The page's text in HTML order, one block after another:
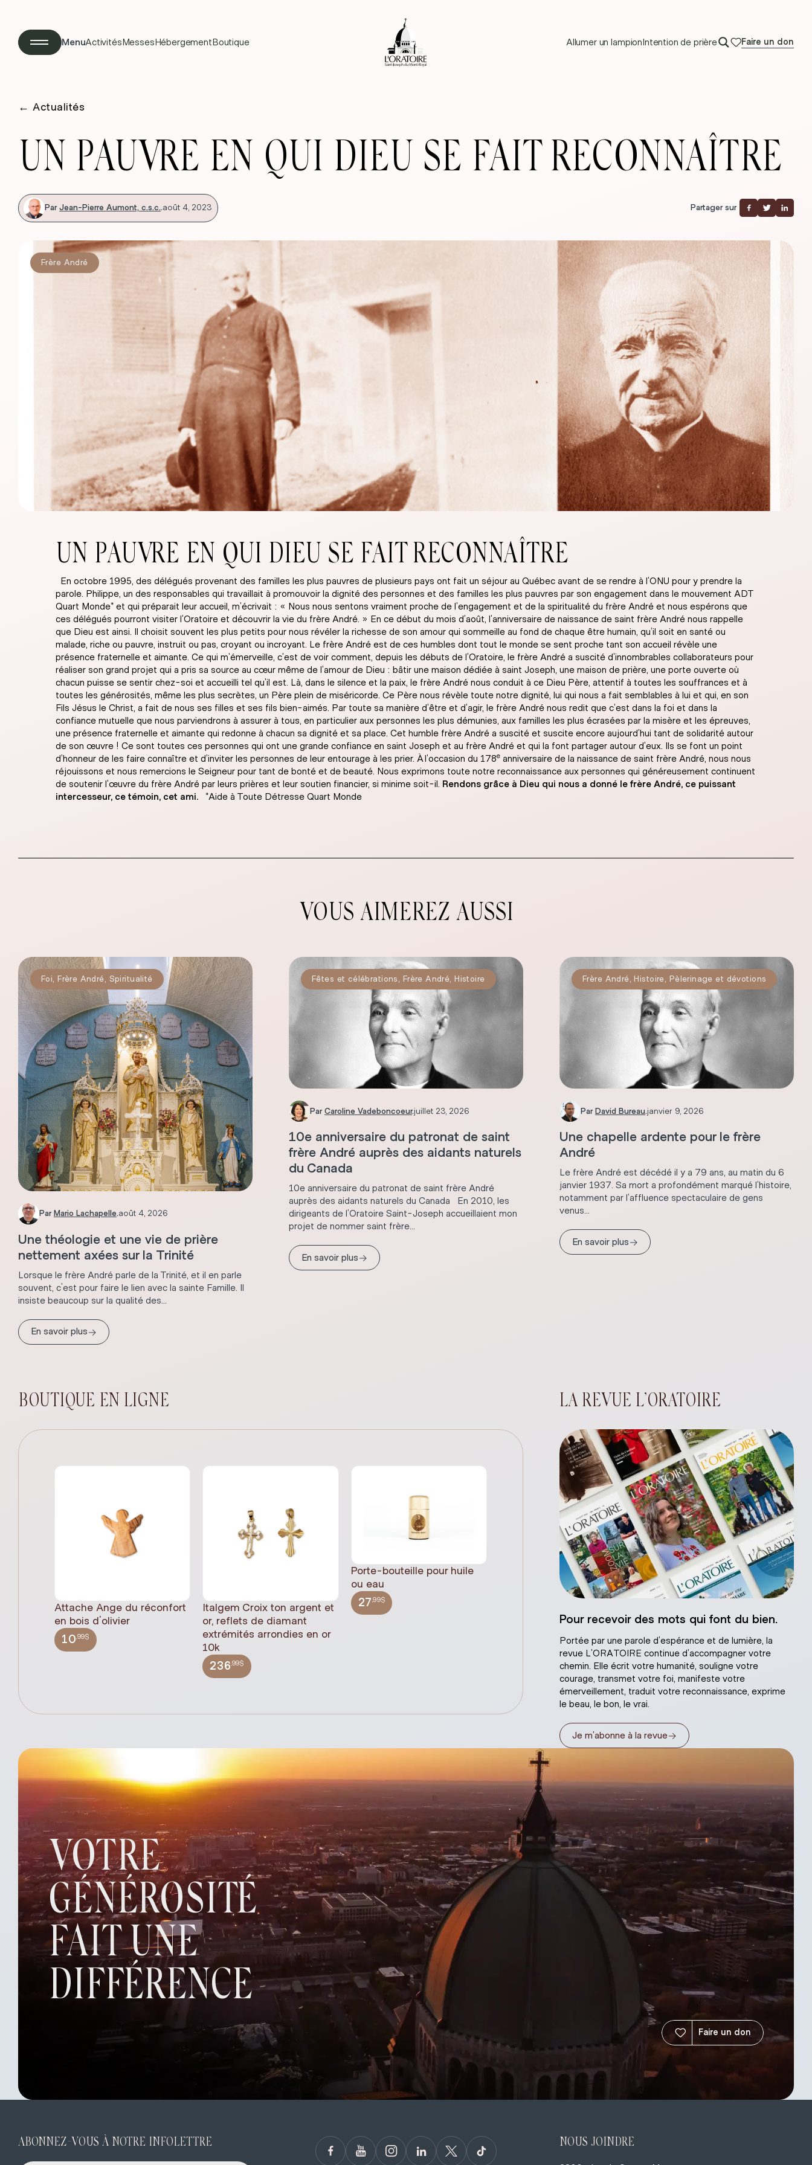
MenuActivités Messes Hébergement Boutique Allumer un lampion Intention de prière Faire un don
← Actualités
UN PAUVRE EN QUI DIEU SE FAIT RECONNAÎTRE
Par Jean-Pierre Aumont, c.s.c..août 4, 2023 Partager sur
Frère André
UN PAUVRE EN QUI DIEU SE FAIT RECONNAÎTRE
En octobre 1995, des délégués provenant des familles les plus pauvres de plusieurs pays ont fait un séjour au Québec avant de se rendre à l’ONU pour y prendre la
parole. Philippe, un des responsables qui travaillait à promouvoir la dignité des personnes et des familles les plus pauvres par son engagement dans le mouvement ADT
Quart Monde* et qui préparait leur accueil, m’écrivait : « Nous nous sentons vraiment proche de l’engagement et de la spiritualité du frère André et nous espérons que
ces délégués pourront visiter l’Oratoire et découvrir la vie du frère André. » En ce début du mois d’août, l’anniversaire de naissance de saint frère André nous rappelle
que Dieu est ainsi. Il choisit souvent les plus petits pour nous révéler la richesse de son amour qui sommeille au fond de chaque être humain, qu’il soit en santé ou
malade, riche ou pauvre, instruit ou pas, croyant ou incroyant. Le frère André est de ces humbles dont tout le monde se sent proche tant son accueil révèle une
présence fraternelle et aimante. Ce qui m’émerveille, c’est de voir comment, depuis les débuts de l’Oratoire, le frère André a suscité d’innombrables collaborateurs pour
réaliser son grand projet qui a pris sa source au cœur même de l’amour de Dieu : bâtir une maison dédiée à saint Joseph, une maison de prière, une porte ouverte où
chacun puisse se sentir chez-soi et accueilli tel qu’il est. Là, dans le silence et la paix, le frère André nous conduit à ce Dieu Père, attentif à toutes les souffrances et à
toutes les générosités, même les plus secrètes, un Père plein de miséricorde. Ce Père nous révèle toute notre dignité, lui qui nous a fait semblables à lui et qui, en son
Fils Jésus le Christ, a fait de nous ses filles et ses fils bien-aimés. Par toute sa manière d’être et d’agir, le frère André nous redit que c’est dans la foi et dans la
confiance mutuelle que nous parviendrons à assurer à tous, en particulier aux personnes les plus démunies, aux familles les plus écrasées par la misère et les épreuves,
une présence fraternelle et aimante qui redonne à chacun sa dignité et sa place. Cet humble frère André a suscité et suscite encore aujourd’hui tant de solidarité autour
de son œuvre ! Ce sont toutes ces personnes qui ont une grande confiance en saint Joseph et au frère André et qui la font partager autour d’eux. Ils se font un point
d’honneur de les faire connaître et d’inviter les personnes de leur entourage à les prier. À l’occasion du 178e anniversaire de la naissance de saint frère André, nous nous
réjouissons et nous remercions le Seigneur pour tant de bonté et de beauté. Nous exprimons toute notre reconnaissance aux personnes qui généreusement continuent
de soutenir l’œuvre du frère André par leurs prières et leur soutien financier, si minime soit-il. Rendons grâce à Dieu qui nous a donné le frère André, ce puissant
intercesseur, ce témoin, cet ami. *Aide à Toute Détresse Quart Monde
VOUS AIMEREZ AUSSI
Foi, Frère André, Spiritualité
Par Mario Lachapelle.août 4, 2026
Une théologie et une vie de prière
nettement axées sur la Trinité
Lorsque le frère André parle de la Trinité, et il en parle
souvent, c'est pour faire le lien avec la sainte Famille. Il
insiste beaucoup sur la qualité des...
En savoir plus→
Fêtes et célébrations, Frère André, Histoire
Par Caroline Vadeboncoeur.juillet 23, 2026
10e anniversaire du patronat de saint
frère André auprès des aidants naturels
du Canada
10e anniversaire du patronat de saint frère André
auprès des aidants naturels du Canada En 2010, les
dirigeants de l’Oratoire Saint-Joseph accueillaient mon
projet de nommer saint frère...
En savoir plus→
Frère André, Histoire, Pèlerinage et dévotions
Par David Bureau.janvier 9, 2026
Une chapelle ardente pour le frère
André
Le frère André est décédé il y a 79 ans, au matin du 6
janvier 1937. Sa mort a profondément marqué l’histoire,
notamment par l’affluence spectaculaire de gens
venus...
En savoir plus→
BOUTIQUE EN LIGNE
Attache Ange du réconfort
en bois d'olivier
10,99$
Italgem Croix ton argent et
or, reflets de diamant
extrémités arrondies en or
10k
236,99$
Porte-bouteille pour huile
ou eau
27 ,99$
Jésus plâtre naturel
LA REVUE L’ORATOIRE
Pour recevoir des mots qui font du bien.
Portée par une parole d’espérance et de lumière, la
revue L’ORATOIRE continue d’accompagner votre
chemin. Elle écrit votre humanité, souligne votre
courage, transmet votre foi, manifeste votre
émerveillement, traduit votre reconnaissance, exprime
le beau, le bon, le vrai.
Je m’abonne à la revue→
VOTRE
GÉNÉROSITÉ
FAIT UNE
DIFFÉRENCE
Faire un don
ABONNEZ-VOUS À NOTRE INFOLETTRE NOUS JOINDRE